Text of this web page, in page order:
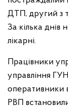
ДТП, другий з
За кілька днів
лікарні.
Працівники
управління
оперативники
РВП